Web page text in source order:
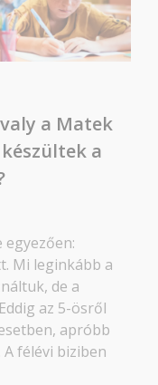
a Matek
a
egyezően:
Mi leginkább a
de a
az 5-ösről
apróbb
félévi biziben